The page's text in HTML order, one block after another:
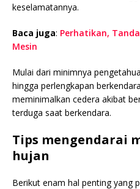
keselamatannya.
Baca juga: Perhatikan,
Mesin
Mulai dari minimnya
hingga perlengkapan
meminimalkan cedera akibat
terduga saat berkendara.
Tips mengendarai
hujan
Berikut enam hal penting yang